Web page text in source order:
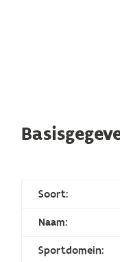
Soort:
Naam:
Sportdomein: